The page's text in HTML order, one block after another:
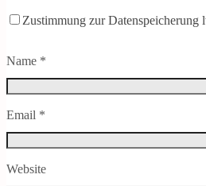
Zustimmung zur Datenspeicherung
Name *
Email *
Website